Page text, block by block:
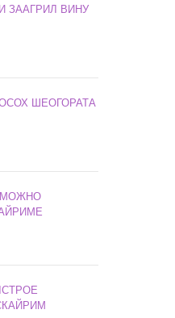
ЗААГРИЛ ВИНУ
ШЕОГОРАТА
МОЖНО